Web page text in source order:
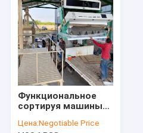
Функциональное
сортируя машины
оптически Multi с
Цена:Negotiable Price